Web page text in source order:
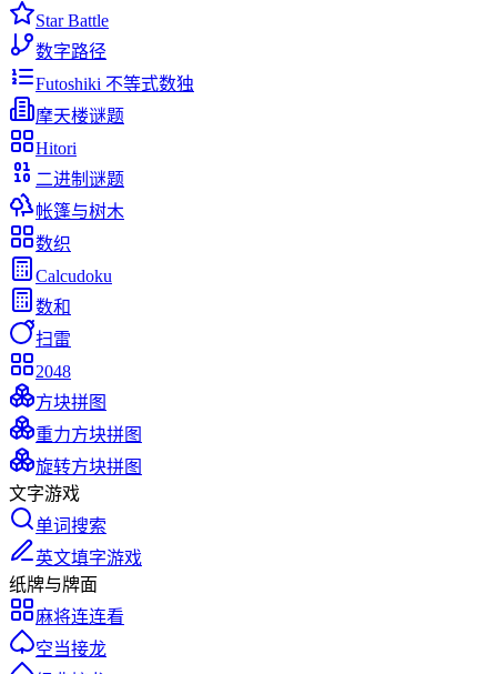
Star Battle
数字路径
Futoshiki 不等式数独
摩天楼谜题
Hitori
二进制谜题
帐篷与树木
数织
Calcudoku
数和
扫雷
2048
方块拼图
重力方块拼图
旋转方块拼图
文字游戏
单词搜索
英文填字游戏
纸牌与牌面
麻将连连看
空当接龙